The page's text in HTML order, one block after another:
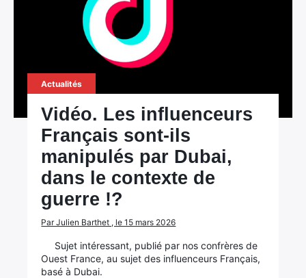
Actualités
Vidéo. Les influenceurs
Français sont-ils
manipulés par Dubai,
dans le contexte de
guerre !?
Par Julien Barthet , le 15 mars 2026
Sujet intéressant, publié par nos confrères de
Ouest France, au sujet des influenceurs Français,
basé à Dubai.